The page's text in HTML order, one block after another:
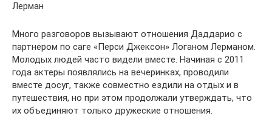
Лерман
Много разговоров вызывают отношения Даддарио с
партнером по саге «Перси Джексон» Логаном Лерманом.
Молодых людей часто видели вместе. Начиная с 2011
года актеры появлялись на вечеринках, проводили
вместе досуг, также совместно ездили на отдых и в
путешествия, но при этом продолжали утверждать, что
их объединяют только дружеские отношения.